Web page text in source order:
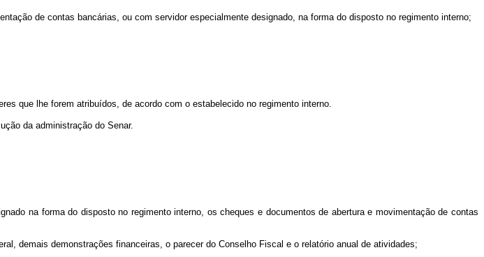
de contas bancárias, ou com servidor especialmente designado, na forma do disposto no regimento interno;
que lhe forem atribuídos, de acordo com o estabelecido no regimento interno.
da administração do Senar.
na forma do disposto no regimento interno, os cheques e documentos de abertura e movimentação de contas
demonstrações financeiras, o parecer do Conselho Fiscal e o relatório anual de atividades;